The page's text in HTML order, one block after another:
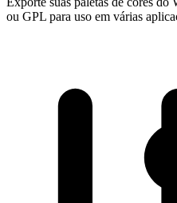
ou GPL para uso em várias